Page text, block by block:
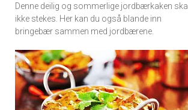
Denne deilig og sommerlige jordbærkaken skal
ikke stekes. Her kan du også blande inn
bringebær sammen med jordbærene.